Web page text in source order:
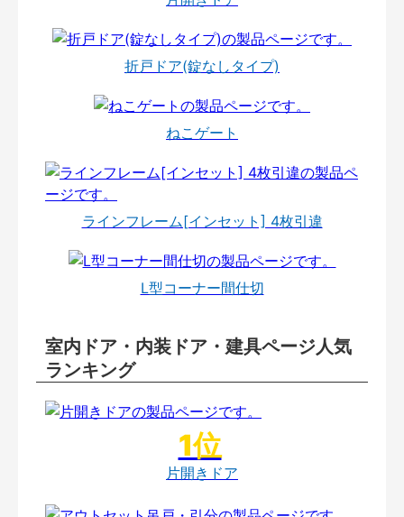
折戸ドア(錠なしタイプ)
ねこゲート
ラインフレーム[インセット] 4枚引違
L型コーナー間仕切
室内ドア・内装ドア・建具ページ人気
ランキング
片開きドア